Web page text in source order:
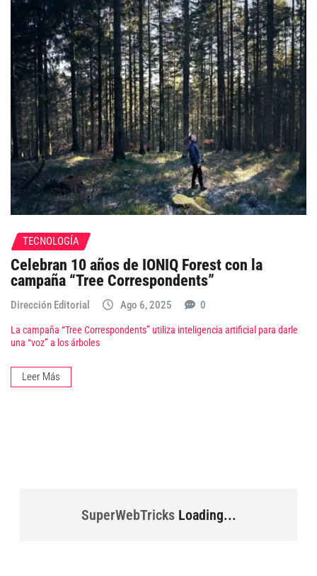
TECNOLOGÍA
Celebran 10 años de IONIQ Forest con la
campaña “Tree Correspondents”
Dirección Editorial Ago 6, 2025 0
La campaña “Tree Correspondents” utiliza inteligencia artificial para darle
una “voz” a los árboles
Leer Más
SuperWebTricksLoading...